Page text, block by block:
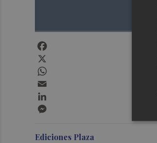
Ediciones Plaza